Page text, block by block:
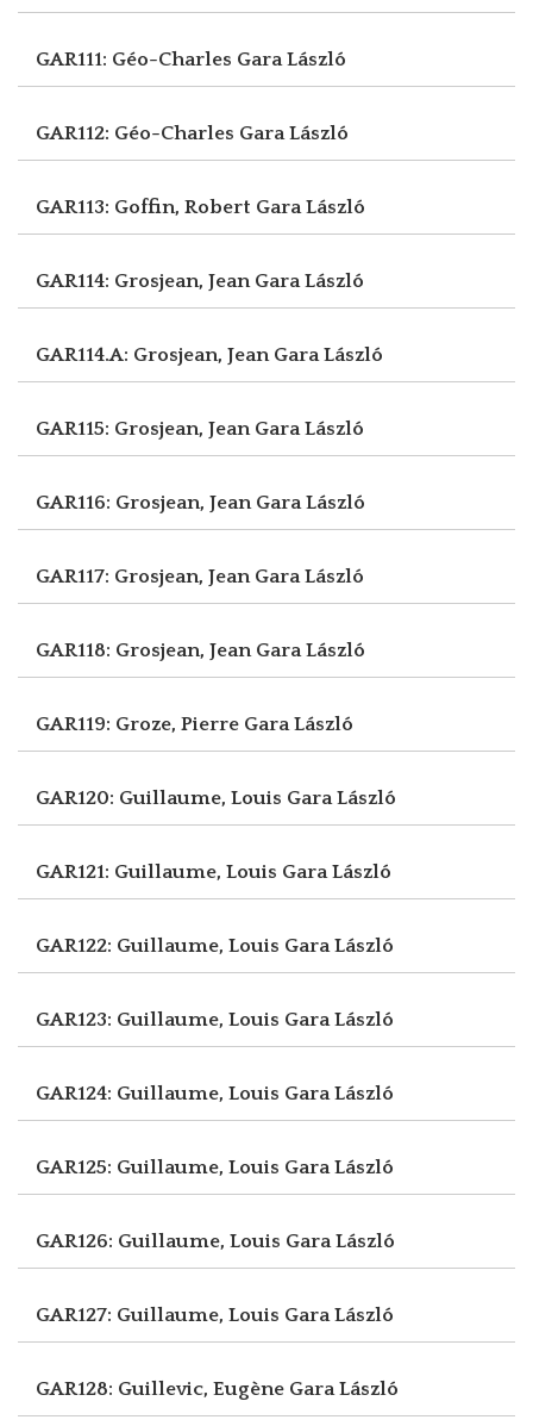
GAR111: Géo-Charles Gara László
GAR112: Géo-Charles Gara László
GAR113: Goffin, Robert Gara László
GAR114: Grosjean, Jean Gara László
GAR114.A: Grosjean, Jean Gara László
GAR115: Grosjean, Jean Gara László
GAR116: Grosjean, Jean Gara László
GAR117: Grosjean, Jean Gara László
GAR118: Grosjean, Jean Gara László
GAR119: Groze, Pierre Gara László
GAR120: Guillaume, Louis Gara László
GAR121: Guillaume, Louis Gara László
GAR122: Guillaume, Louis Gara László
GAR123: Guillaume, Louis Gara László
GAR124: Guillaume, Louis Gara László
GAR125: Guillaume, Louis Gara László
GAR126: Guillaume, Louis Gara László
GAR127: Guillaume, Louis Gara László
GAR128: Guillevic, Eugène Gara László